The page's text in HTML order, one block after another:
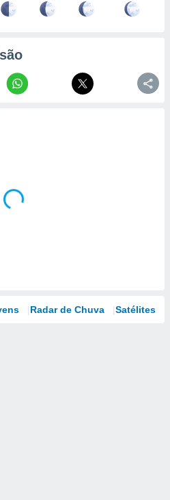
Radar de Chuva Satélites